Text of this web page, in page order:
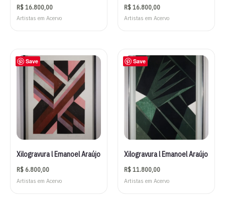
R$16.800,00
Artistas em Acervo
R$16.800,00
Artistas em Acervo
Save
Xilogravura l Emanoel Araújo
R$ 6.800,00
Artistas em Acervo
Save
Xilogravura l Emanoel Araújo
R$11.800,00
Artistas em Acervo